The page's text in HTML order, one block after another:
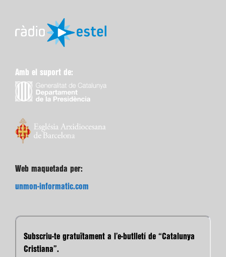
Amb el suport de:
Web maquetada per:
unmon-informatic.com
Subscriu-te gratuïtament a l’e-butlletí de “Catalunya
Cristiana”.